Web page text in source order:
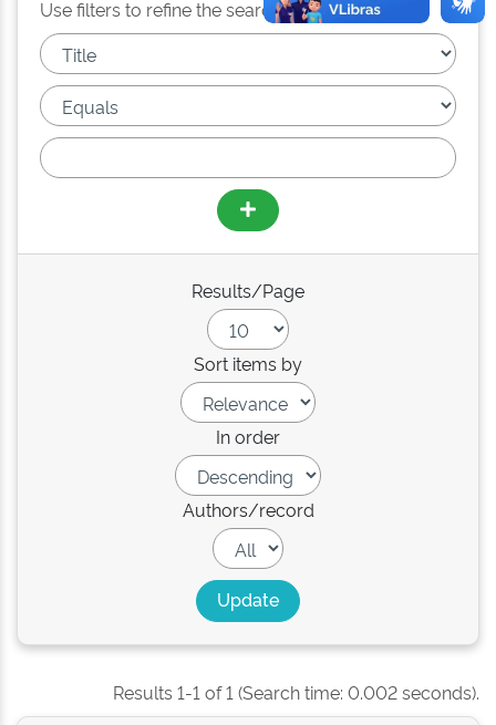
Use filters to refine the search results.
Results/Page
Sort items by
In order
Authors/record
Results 1-1 of 1 (Search time: 0.002 seconds).